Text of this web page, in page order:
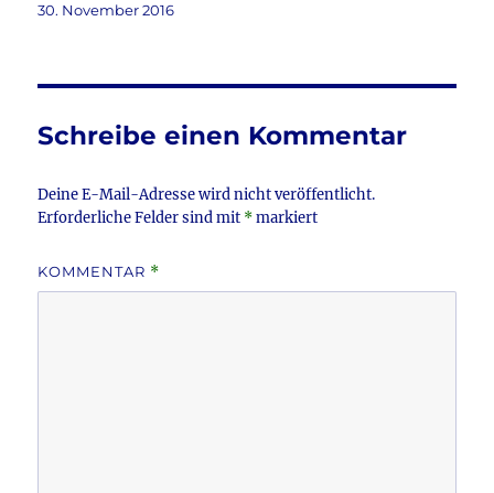
c
b
o
o
k
it
r
ai
Veröffentlicht
30. November 2016
Schreibe einen Kommentar
Deine E-Mail-Adresse wird nicht veröffentlicht.
Erforderliche Felder sind mit *markiert
KOMMENTAR *